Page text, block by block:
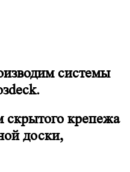
системы
крепежа
доски,